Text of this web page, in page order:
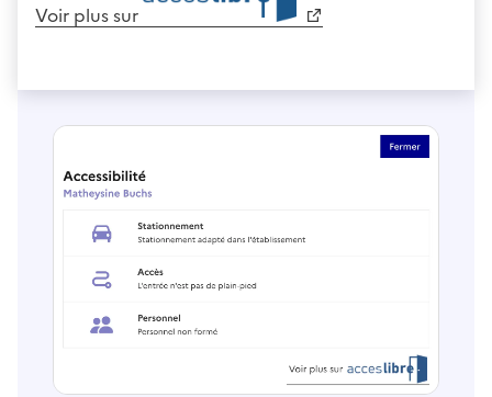
Voir plus sur